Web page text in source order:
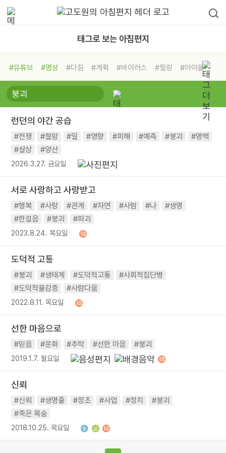
태그로 보는 아침편지
#유튜브 #명상 #다짐 #계획 #바이러스 #힐링
#아이들
#비전캠프
#독서캠프 #삶
#희망
#나눔 #친구 #링컨학교
#독서
#건강 #면역력
런던의 야간 공습
#전쟁 #절망 #일 #영향 #피해 #예측 #붕괴
#명백
#살상
#양산
2026.3.27. 금요일
서로 사랑하고 사랑받고
#행복 #사랑 #관계 #자연 #사람 #나
#생명
#한걸음
#붕괴 #파괴
2023.8.24. 목요일
도덕적 고통
#붕괴 #생태계 #도덕적고통
#사회적집단병
#도덕적불감증
#사람다움
2022.8.11. 목요일
선한 마음으로
#믿음 #문화 #추락 #선한 마음 #붕괴
2019.1.7. 월요일
신뢰
#신뢰 #생명줄 #정조 #사업 #정치
#붕괴
#죽은 목숨
2018.10.25. 목요일